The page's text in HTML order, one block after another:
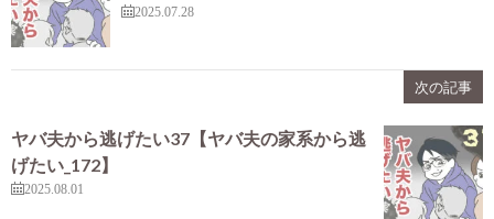
2025.07.28
次の記事
ヤバ夫から逃げたい37【ヤバ夫の家系から逃
げたい_172】
2025.08.01